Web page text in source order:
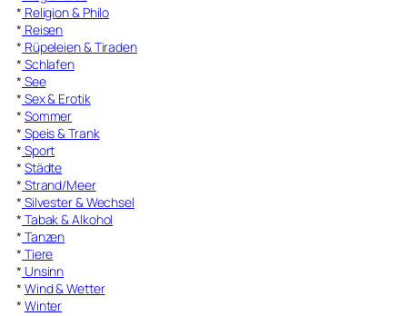
* Religion & Philo
* Reisen
* Rüpeleien & Tiraden
* Schlafen
* See
* Sex & Erotik
* Sommer
* Speis & Trank
* Sport
* Städte
* Strand/Meer
* Silvester & Wechsel
* Tabak & Alkohol
* Tanzen
* Tiere
* Unsinn
* Wind & Wetter
* Winter